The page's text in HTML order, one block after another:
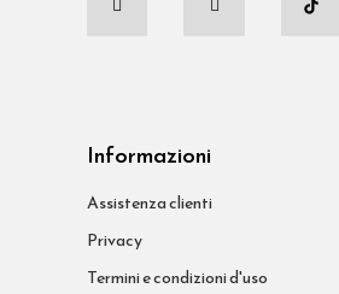
Informazioni
Assistenza clienti
Privacy
Termini e condizioni d'uso